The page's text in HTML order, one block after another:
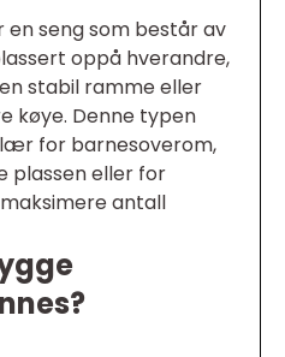
en seng som består av
oppå hverandre,
stabil ramme eller
køye. Denne typen
for barnesoverom,
plassen eller for
antall